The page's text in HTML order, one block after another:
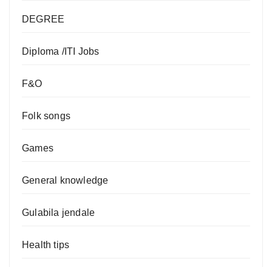
DEGREE
Diploma /ITI Jobs
F&O
Folk songs
Games
General knowledge
Gulabila jendale
Health tips